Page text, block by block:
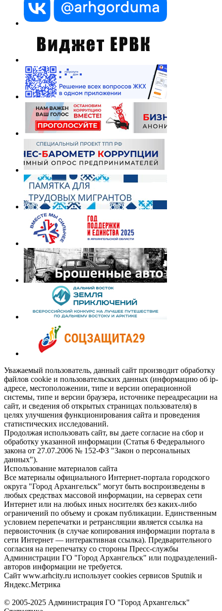
Уважаемый пользователь, данный сайт производит обработку
файлов cookie и пользовательских данных (информацию об ip-
адресе, местоположении, типе и версии операционной
системы, типе и версии браузера, источнике переадресации на
сайт, и сведения об открытых страницах пользователя) в
целях улучшения функционирования сайта и проведения
статистических исследований.
Продолжая использовать сайт, вы даете согласие на сбор и
обработку указанной информации (Статья 6 Федерального
закона от 27.07.2006 № 152-ФЗ "Закон о персональных
данных").
Использование материалов сайта
Все материалы официального Интернет-портала городского
округа "Город Архангельск" могут быть воспроизведены в
любых средствах массовой информации, на серверах сети
Интернет или на любых иных носителях без каких-либо
ограничений по объему и срокам публикации. Единственным
условием перепечатки и ретрансляции является ссылка на
первоисточник (в случае копирования информации портала в
сети Интернет — интерактивная ссылка). Предварительного
согласия на перепечатку со стороны Пресс-службы
Администрации ГО "Город Архангельск" или подразделений-
авторов информации не требуется.
Сайт www.arhcity.ru использует cookies сервисов Sputnik и
Яндекс.Метрика
© 2005-2025 Администрация ГО "Город Архангельск"